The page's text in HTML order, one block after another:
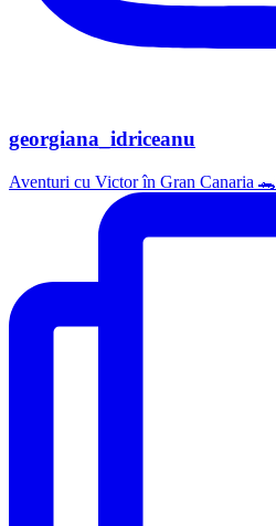
georgiana_idriceanu
Aventuri cu Victor în Gran Canaria